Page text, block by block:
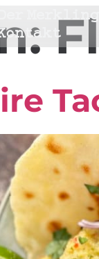
Der
Kontakt